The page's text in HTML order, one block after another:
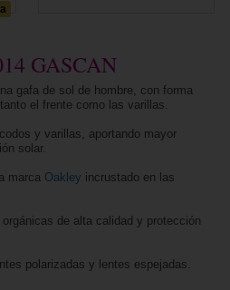
GASCAN
gafa de sol de hombre, con forma
el frente como las varillas.
y varillas, aportando mayor
solar.
marca Oakley incrustado en las
de alta calidad y protección
polarizadas y lentes espejadas.